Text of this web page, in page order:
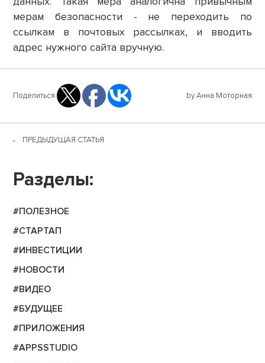
мерам безопасности - не переходить по
ссылкам в почтовых рассылках, и вводить
адрес нужного сайта вручную.
Поделиться by Анна Моторная
ПРЕДЫДУЩАЯ СТАТЬЯ
Разделы:
#ПОЛЕЗНОЕ
#СТАРТАП
#ИНВЕСТИЦИИ
#НОВОСТИ
#ВИДЕО
#БУДУЩЕЕ
#ПРИЛОЖЕНИЯ
#APPSSTUDIO